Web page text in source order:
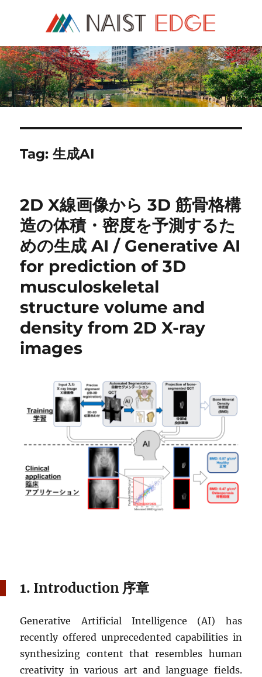
NAIST Edge
Tag:生成AI
2D X線画像から 3D 筋骨格構
造の体積・密度を予測するた
めの生成 AI / Generative AI
for prediction of 3D
musculoskeletal
structure volume and
density from 2D X-ray
images
1. Introduction 序章
Generative Artificial Intelligence (AI) has
recently offered unprecedented capabilities in
synthesizing content that resembles human
creativity in various art and language fields.